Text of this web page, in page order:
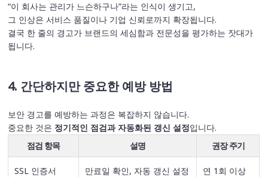
“이 회사는 관리가 느슨하구나”라는 인식이 생기고,
그 인상은 서비스 품질이나 기업 신뢰로까지 확장됩니다.
결국 한 줄의 경고가 브랜드의 세심함과 전문성을 평가하는 잣대가
됩니다.
4. 간단하지만 중요한 예방 방법
보안 경고를 예방하는 과정은 복잡하지 않습니다.
중요한 것은 정기적인 점검과 자동화된 갱신 설정입니다.
점검 항목
설명 권장 주기
SSL 인증서 만료일 확인, 자동 갱신 설정 연 1회 이상